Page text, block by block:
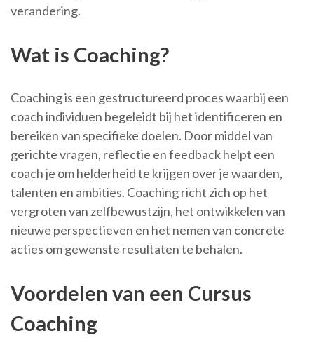
verandering.
Wat is Coaching?
Coaching is een gestructureerd proces waarbij een
coach individuen begeleidt bij het identificeren en
bereiken van specifieke doelen. Door middel van
gerichte vragen, reflectie en feedback helpt een
coach je om helderheid te krijgen over je waarden,
talenten en ambities. Coaching richt zich op het
vergroten van zelfbewustzijn, het ontwikkelen van
nieuwe perspectieven en het nemen van concrete
acties om gewenste resultaten te behalen.
Voordelen van een Cursus
Coaching